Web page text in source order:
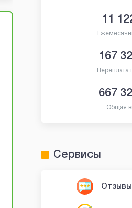
11
167
Переплата
667
Общая
Сервисы
Отзывы